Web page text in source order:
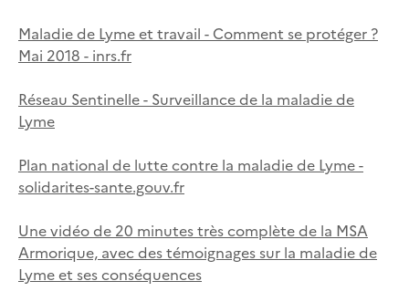
Maladie de Lyme et travail - Comment se protéger ?
Mai 2018 - inrs.fr
Réseau Sentinelle - Surveillance de la maladie de
Lyme
Plan national de lutte contre la maladie de Lyme -
solidarites-sante.gouv.fr
Une vidéo de 20 minutes très complète de la MSA
Armorique, avec des témoignages sur la maladie de
Lyme et ses conséquences